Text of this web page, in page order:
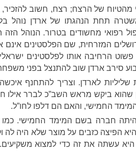
מהטיוח של הרצח; רצח, חשוב
תחת הנהגתו של ארדן נוהל
רפואי מחשודים בטרור. הנוהל
המזרחית, שם הפלסטינים
הרחיבה אותו לפלסטינים
סירב ארדן שוב להתנצל בפני
שליליות לארדן. וצריך להתחנף
שהוא ביקש מראש השב”כ לברר אילו
החמישי, והאם הם דלפו לחו”ל.
חברה בשם המימד החמישי.
הפיצה כזבים על מוצר שלא היה לה
היא עשתה את זה כדי למצוא